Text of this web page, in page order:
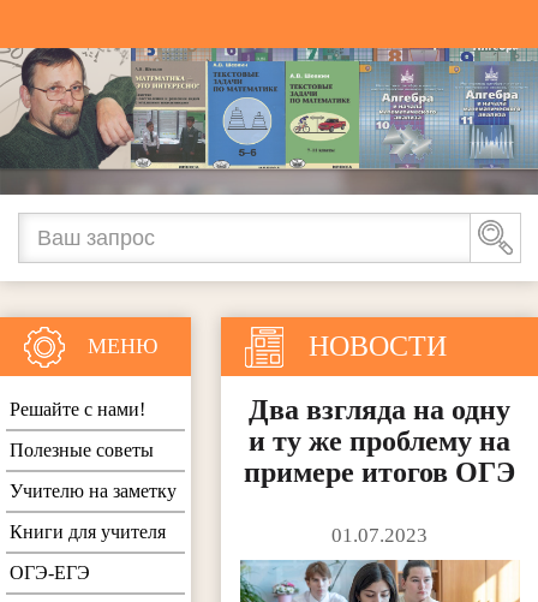
НОВОСТИ
Два взгляда на одну
и ту же проблему на
примере итогов ОГЭ
01.07.2023
МЕНЮ
Решайте с нами!
Полезные советы
Учителю на заметку
Книги для учителя
ОГЭ-ЕГЭ